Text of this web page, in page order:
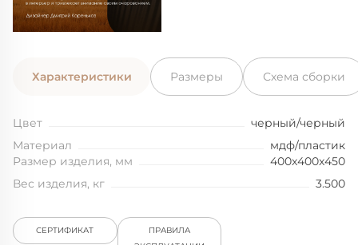
Характеристики Размеры Схема сборки
Цвет
черный/черный
Материал
мдф/пластик
Размер изделия, мм
400x400x450
Вес изделия, кг
3.500
СЕРТИФИКАТ
ПРАВИЛА